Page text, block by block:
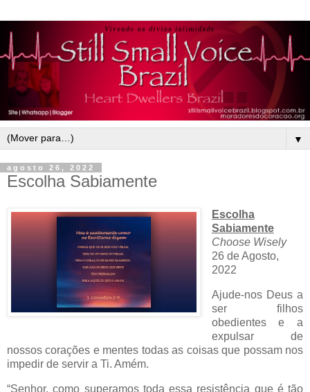
▼
agosto 26, 2022
Escolha Sabiamente
Escolha
Sabiamente
Choose Wisely
26 de Agosto,
2022
Ajude-nos Deus a
ser filhos
obedientes e a
expulsar de
nossos corações e mentes todas as coisas que possam nos
impedir de servir a Ti. Amém.
“Senhor, como superamos toda essa resistência que é tão